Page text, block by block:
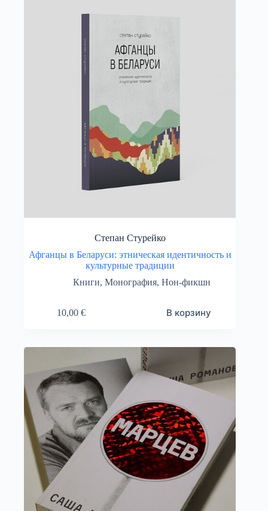
Степан Стурейко
Афганцы в Беларуси: этническая идентичность и
культурные традиции
Книги,Монография,Нон-фикшн
10,00 € В корзину